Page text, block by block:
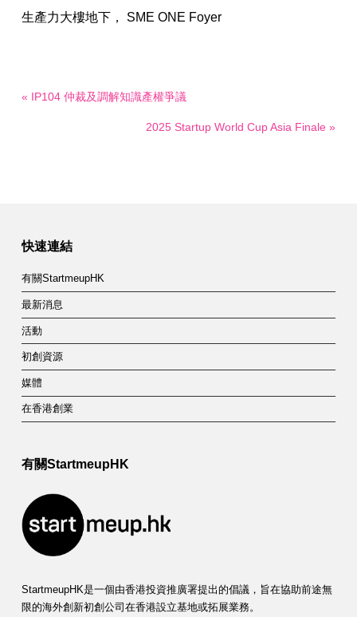
生產力大樓地下， SME ONE Foyer
« IP104 仲裁及調解知識產權爭議
2025 Startup World Cup Asia Finale »
快速連結
有關StartmeupHK
最新消息
活動
初創資源
媒體
在香港創業
有關StartmeupHK
StartmeupHK是一個由香港投資推廣署提出的倡議，旨在協助前途無
限的海外創新初創公司在香港設立基地或拓展業務。